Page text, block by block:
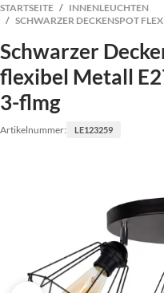
STARTSEITE
INNENLEUCHTEN
SCHWARZER DECKENSPOT
Schwarzer
flexibel Metall
3-flmg
Artikelnummer: LE123259